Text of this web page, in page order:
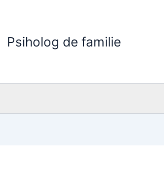
Psiholog de familie